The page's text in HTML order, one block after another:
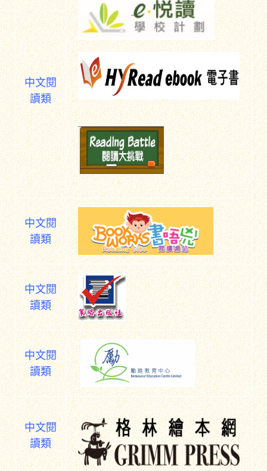
中文閱
讀類
中文閱
讀類
中文閱
讀類
中文閱
讀類
中文閱
讀類